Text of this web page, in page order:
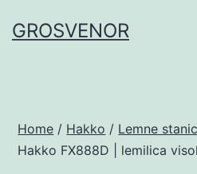
toGROSVENOR
Home / Hakko / Lemne
Hakko FX888D | lemilica